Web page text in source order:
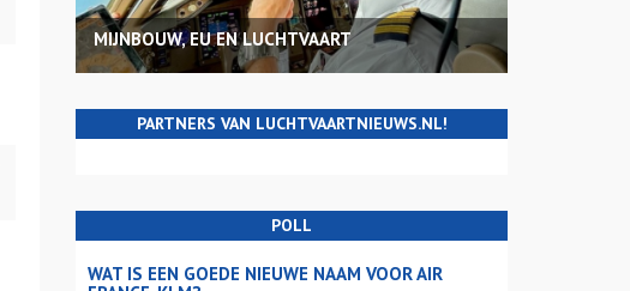
MIJNBOUW, EU EN LUCHTVAART
PARTNERS VAN LUCHTVAARTNIEUWS.NL!
POLL
WAT IS EEN GOEDE NIEUWE NAAM VOOR AIR